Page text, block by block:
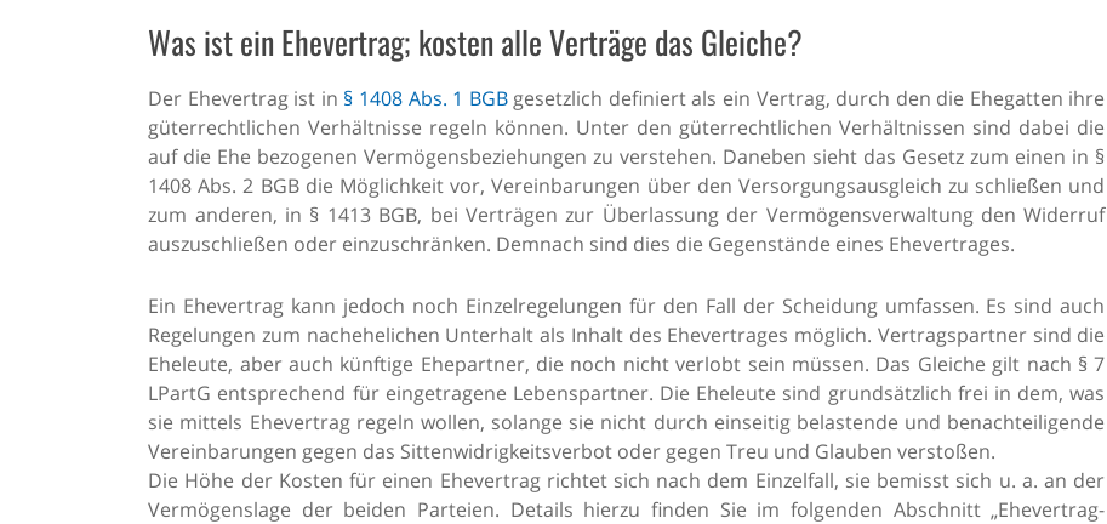
Was ist ein Ehevertrag; kosten alle Verträge das Gleiche?
Der Ehevertrag ist in § 1408 Abs. 1 BGBgesetzlich definiert als ein Vertrag, durch den die Ehegatten ihre
güterrechtlichen Verhältnisse regeln können. Unter den güterrechtlichen Verhältnissen sind dabei die
auf die Ehe bezogenen Vermögensbeziehungen zu verstehen. Daneben sieht das Gesetz zum einen in §
1408 Abs. 2 BGB die Möglichkeit vor, Vereinbarungen über den Versorgungsausgleich zu schließen und
zum anderen, in § 1413 BGB, bei Verträgen zur Überlassung der Vermögensverwaltung den Widerruf
auszuschließen oder einzuschränken. Demnach sind dies die Gegenstände eines Ehevertrages.
Ein Ehevertrag kann jedoch noch Einzelregelungen für den Fall der Scheidung umfassen. Es sind auch
Regelungen zum nachehelichen Unterhalt als Inhalt des Ehevertrages möglich. Vertragspartner sind die
Eheleute, aber auch künftige Ehepartner, die noch nicht verlobt sein müssen. Das Gleiche gilt nach § 7
LPartG entsprechend für eingetragene Lebenspartner. Die Eheleute sind grundsätzlich frei in dem, was
sie mittels Ehevertrag regeln wollen, solange sie nicht durch einseitig belastende und benachteiligende
Vereinbarungen gegen das Sittenwidrigkeitsverbot oder gegen Treu und Glauben verstoßen.
Die Höhe der Kosten für einen Ehevertrag richtet sich nach dem Einzelfall, sie bemisst sich u. a. an der
Vermögenslage der beiden Parteien. Details hierzu finden Sie im folgenden Abschnitt „Ehevertrag-